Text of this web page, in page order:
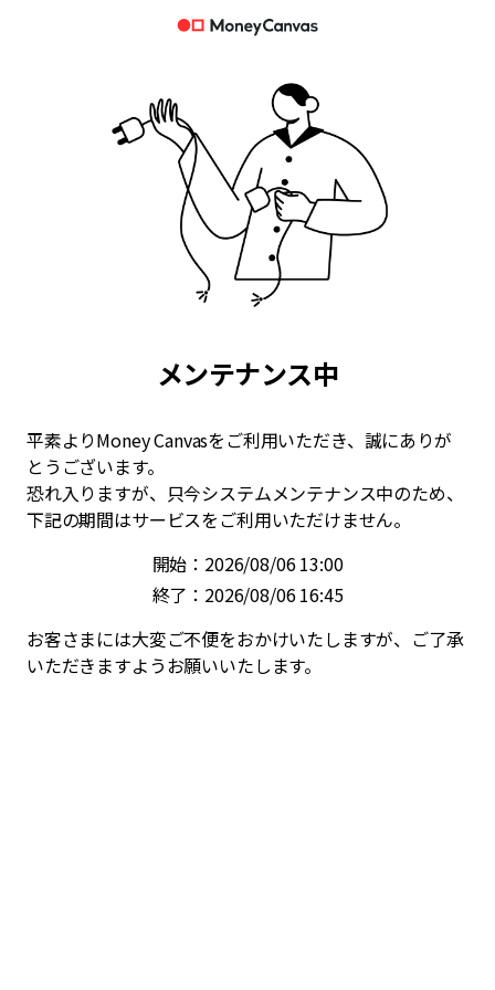
メンテナンス中
平素よりMoney Canvasをご利用いただき、誠にありが
とうございます。
恐れ入りますが、只今システムメンテナンス中のため、
下記の期間はサービスをご利用いただけません。
開始：2026/08/06 13:00
終了：2026/08/06 16:45
お客さまには大変ご不便をおかけいたしますが、ご了承
いただきますようお願いいたします。